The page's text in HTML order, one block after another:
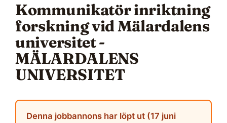
Kommunikatör inriktning
forskning vid Mälardalens
universitet -
MÄLARDALENS
UNIVERSITET
Denna jobbannons har löpt ut (17 juni